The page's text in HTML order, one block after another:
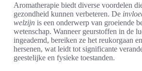
Aromatherapie biedt diverse voordelen
gezondheid kunnen verbeteren. De
welzijn is een onderwerp van groeiende
wetenschap. Wanneer geurstoffen in de
ingeademd, bereiken ze het reukorgaan
hersenen, wat leidt tot significante
geestelijke en fysieke toestanden.